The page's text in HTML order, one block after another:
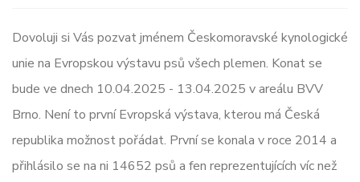
Dovoluji si Vás pozvat jménem Českomoravské kynologické
unie na Evropskou výstavu psů všech plemen. Konat se
bude ve dnech 10.04.2025 - 13.04.2025 v areálu BVV
Brno. Není to první Evropská výstava, kterou má Česká
republika možnost pořádat. První se konala v roce 2014 a
přihlásilo se na ni 14652 psů a fen reprezentujících víc než